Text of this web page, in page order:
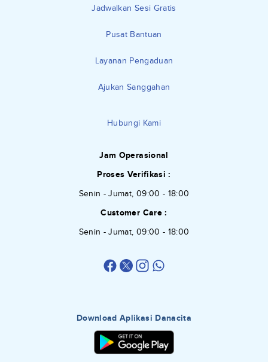
Jadwalkan Sesi Gratis
Pusat Bantuan
Layanan Pengaduan
Ajukan Sanggahan
Hubungi Kami
Jam Operasional
Proses Verifikasi :
Senin - Jumat, 09:00 - 18:00
Customer Care :
Senin - Jumat, 09:00 - 18:00
Download Aplikasi Danacita